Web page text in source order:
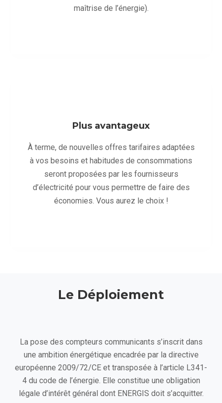
maîtrise de l’énergie).
Plus avantageux
À terme, de nouvelles offres tarifaires adaptées
à vos besoins et habitudes de consommations
seront proposées par les fournisseurs
d’électricité pour vous permettre de faire des
économies. Vous aurez le choix !
Le Déploiement
La pose des compteurs communicants s’inscrit dans
une ambition énergétique encadrée par la directive
européenne 2009/72/CE et transposée à l’article L341-
4 du code de l’énergie. Elle constitue une obligation
légale d’intérêt général dont ENERGIS doit s’acquitter.